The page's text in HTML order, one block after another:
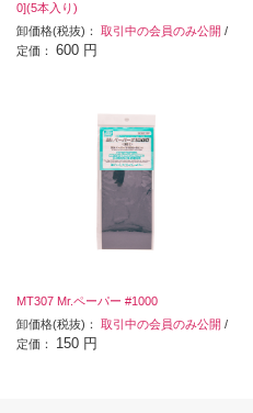
0](5本入り)
卸価格(税抜)： 取引中の会員のみ公開 /
定価： 600 円
MT307 Mr.ペーパー #1000
卸価格(税抜)： 取引中の会員のみ公開 /
定価： 150 円